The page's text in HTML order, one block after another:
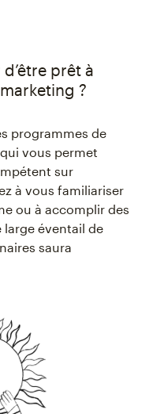
prêt à
?
programmes de
vous permet
sur
à vous familiariser
ou à accomplir des
éventail de
saura